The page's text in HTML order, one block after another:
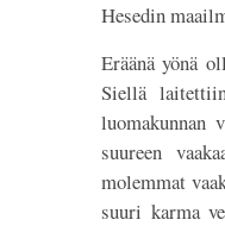
Hesedin
Eräänä yönä
Siellä
luomakunnan
suureen
molemmat
suuri karma